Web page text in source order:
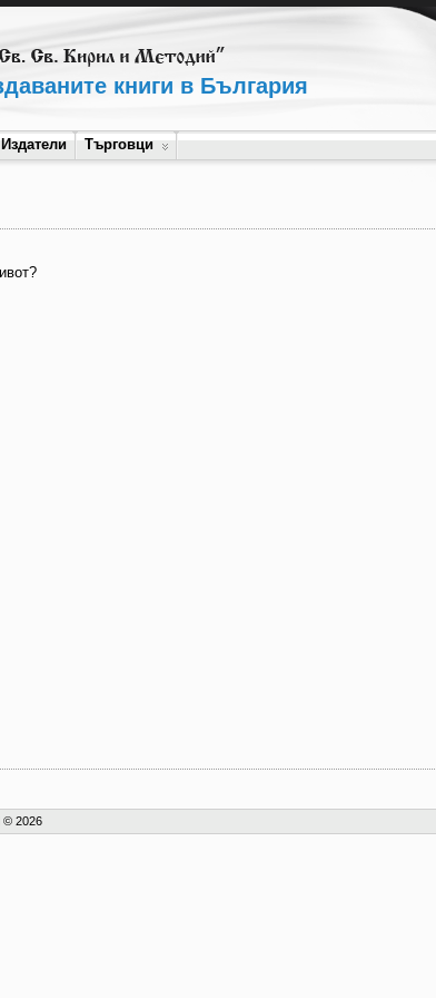
книги в България
Издатели Търговци
© 2026